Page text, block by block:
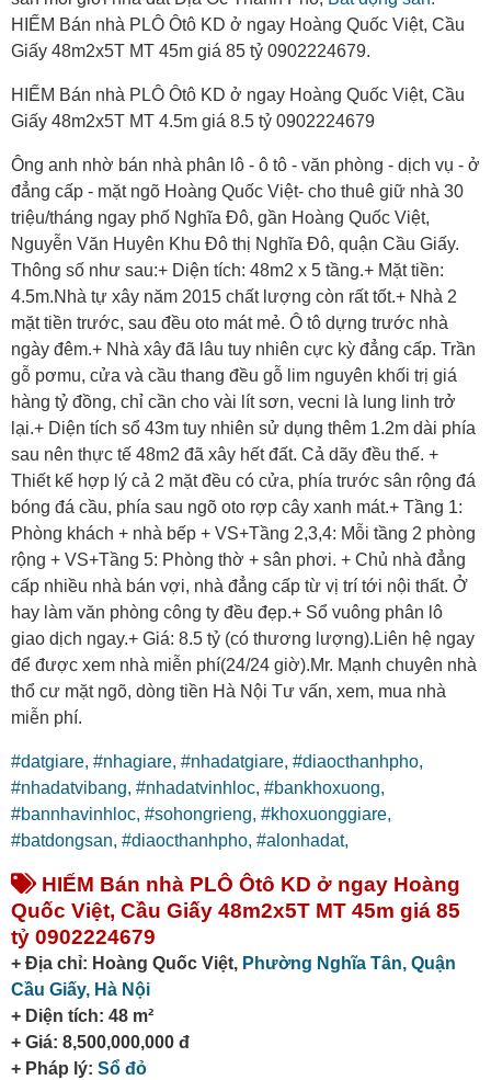
HIẾM Bán nhà PLÔ Ôtô KD ở ngay Hoàng Quốc Việt, Cầu
Giấy 48m2x5T MT 45m giá 85 tỷ 0902224679.
HIẾM Bán nhà PLÔ Ôtô KD ở ngay Hoàng Quốc Việt, Cầu
Giấy 48m2x5T MT 4.5m giá 8.5 tỷ 0902224679
Ông anh nhờ bán nhà phân lô - ô tô - văn phòng - dịch vụ - ở
đẳng cấp - mặt ngõ Hoàng Quốc Việt- cho thuê giữ nhà 30
triệu/tháng ngay phố Nghĩa Đô, gần Hoàng Quốc Việt,
Nguyễn Văn Huyên Khu Đô thị Nghĩa Đô, quận Cầu Giấy.
Thông số như sau:+ Diện tích: 48m2 x 5 tầng.+ Mặt tiền:
4.5m.Nhà tự xây năm 2015 chất lượng còn rất tốt.+ Nhà 2
mặt tiền trước, sau đều oto mát mẻ. Ô tô dựng trước nhà
ngày đêm.+ Nhà xây đã lâu tuy nhiên cực kỳ đẳng cấp. Trần
gỗ pơmu, cửa và cầu thang đều gỗ lim nguyên khối trị giá
hàng tỷ đồng, chỉ cần cho vài lít sơn, vecni là lung linh trở
lại.+ Diện tích sổ 43m tuy nhiên sử dụng thêm 1.2m dài phía
sau nên thực tế 48m2 đã xây hết đất. Cả dãy đều thế. +
Thiết kế hợp lý cả 2 mặt đều có cửa, phía trước sân rộng đá
bóng đá cầu, phía sau ngõ oto rợp cây xanh mát.+ Tầng 1:
Phòng khách + nhà bếp + VS+Tầng 2,3,4: Mỗi tầng 2 phòng
rộng + VS+Tầng 5: Phòng thờ + sân phơi. + Chủ nhà đẳng
cấp nhiều nhà bán vợi, nhà đẳng cấp từ vị trí tới nội thất. Ở
hay làm văn phòng công ty đều đẹp.+ Sổ vuông phân lô
giao dịch ngay.+ Giá: 8.5 tỷ (có thương lượng).Liên hệ ngay
để được xem nhà miễn phí(24/24 giờ).Mr. Mạnh chuyên nhà
thổ cư mặt ngõ, dòng tiền Hà Nội Tư vấn, xem, mua nhà
miễn phí.
#datgiare, #nhagiare, #nhadatgiare, #diaocthanhpho,
#nhadatvibang, #nhadatvinhloc, #bankhoxuong,
#bannhavinhloc, #sohongrieng, #khoxuonggiare,
#batdongsan, #diaocthanhpho, #alonhadat,
HIẾM Bán nhà PLÔ Ôtô KD ở ngay Hoàng
Quốc Việt, Cầu Giấy 48m2x5T MT 45m giá 85
tỷ 0902224679
+ Địa chỉ: Hoàng Quốc Việt, Phường Nghĩa Tân, Quận
Cầu Giấy, Hà Nội
+ Diện tích: 48 m²
+ Giá: 8,500,000,000 đ
+ Pháp lý: Sổ đỏ